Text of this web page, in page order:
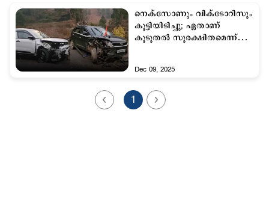
നെക്‌സോണും വിക്ടോറിസും
കൂട്ടിയിടിച്ചു; ഏതാണ്
കൂടുതല്‍ സുരക്ഷിതമെന്ന്
Dec 09, 2025
1